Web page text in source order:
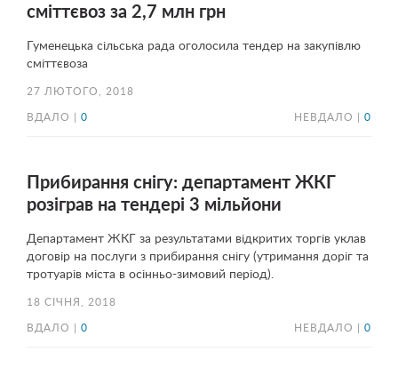
сміттєвоз за 2,7 млн грн
Гуменецька сільська рада оголосила тендер на закупівлю
сміттєвоза
27 ЛЮТОГО, 2018
ВДАЛО | 0 НЕВДАЛО | 0
Прибирання снігу: департамент ЖКГ
розіграв на тендері 3 мільйони
Департамент ЖКГ за результатами відкритих торгів уклав
договір на послуги з прибирання снігу (утримання доріг та
тротуарів міста в осінньо-зимовий період).
18 СІЧНЯ, 2018
ВДАЛО | 0 НЕВДАЛО | 0